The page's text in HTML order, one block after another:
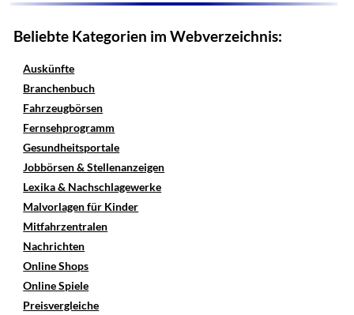
Beliebte Kategorien im Webverzeichnis:
Auskünfte
Branchenbuch
Fahrzeugbörsen
Fernsehprogramm
Gesundheitsportale
Jobbörsen & Stellenanzeigen
Lexika & Nachschlagewerke
Malvorlagen für Kinder
Mitfahrzentralen
Nachrichten
Online Shops
Online Spiele
Preisvergleiche